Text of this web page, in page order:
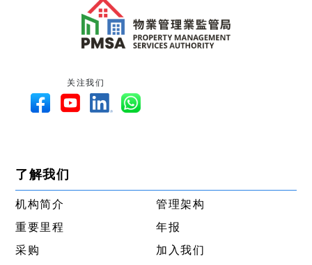
关注我们
了解我们
机构简介
管理架构
重要里程
年报
采购
加入我们